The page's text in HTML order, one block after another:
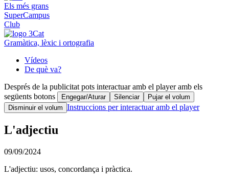
Els més grans
SuperCampus
Club
Gramàtica, lèxic i ortografia
Vídeos
De què va?
Després de la publicitat pots interactuar amb el player amb els
següents botons
Engegar/Aturar Silenciar
Pujar el volum
Disminuir el volum Instruccions per interactuar amb el player
L'adjectiu
09/09/2024
L'adjectiu: usos, concordança i pràctica.